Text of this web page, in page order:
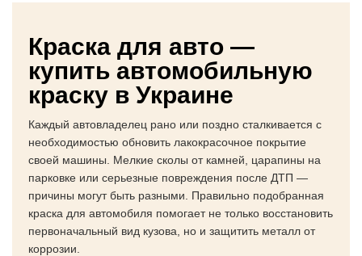
Краска для авто —
купить автомобильную
краску в Украине
Каждый автовладелец рано или поздно сталкивается с
необходимостью обновить лакокрасочное покрытие
своей машины. Мелкие сколы от камней, царапины на
парковке или серьезные повреждения после ДТП —
причины могут быть разными. Правильно подобранная
краска для автомобиля помогает не только восстановить
первоначальный вид кузова, но и защитить металл от
коррозии.